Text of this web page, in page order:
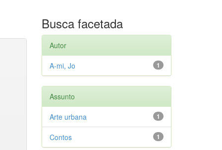
Busca facetada
Autor
1
A-mi, Jo
Assunto
1
Arte urbana
1
Contos